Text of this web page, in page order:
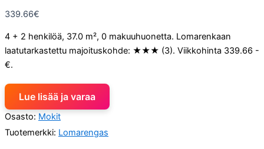
339.66€
4 + 2 henkilöä, 37.0 m², 0 makuuhuonetta. Lomarenkaan
laatutarkastettu majoituskohde: ★★★ (3). Viikkohinta 339.66 -
€.
Lue lisää ja varaa
Osasto: Mokit
Tuotemerkki: Lomarengas